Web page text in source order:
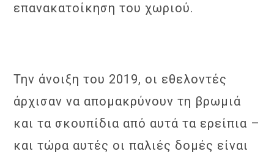
επανακατοίκηση του χωριού.
Την άνοιξη του 2019, οι εθελοντές
άρχισαν να απομακρύνουν τη βρωμιά
και τα σκουπίδια από αυτά τα ερείπια –
και τώρα αυτές οι παλιές δομές είναι